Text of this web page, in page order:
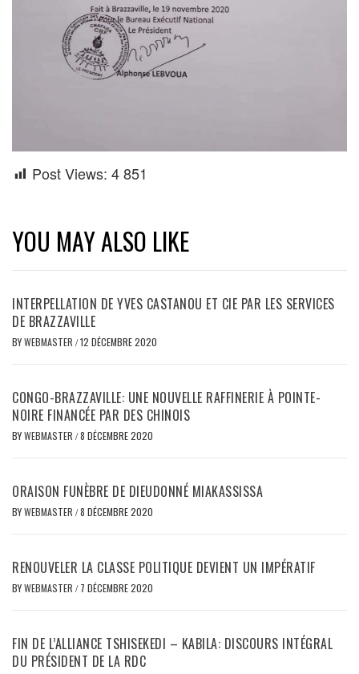
Post Views: 4 851
YOU MAY ALSO LIKE
INTERPELLATION DE YVES CASTANOU ET CIE PAR LES SERVICES
DE BRAZZAVILLE
BYWEBMASTER /12 DÉCEMBRE 2020
CONGO-BRAZZAVILLE: UNE NOUVELLE RAFFINERIE À POINTE-
NOIRE FINANCÉE PAR DES CHINOIS
BYWEBMASTER /8 DÉCEMBRE 2020
ORAISON FUNÈBRE DE DIEUDONNÉ MIAKASSISSA
BYWEBMASTER /8 DÉCEMBRE 2020
RENOUVELER LA CLASSE POLITIQUE DEVIENT UN IMPÉRATIF
BYWEBMASTER / 7 DÉCEMBRE 2020
FIN DE L’ALLIANCE TSHISEKEDI – KABILA: DISCOURS INTÉGRAL
DU PRÉSIDENT DE LA RDC